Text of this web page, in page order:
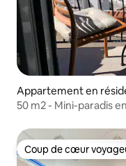
Appartement en
50 m2 - Mini-paradis
Coup de cœur
Coup de cœur